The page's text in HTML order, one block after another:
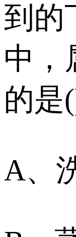
到的
中，
的是
A、